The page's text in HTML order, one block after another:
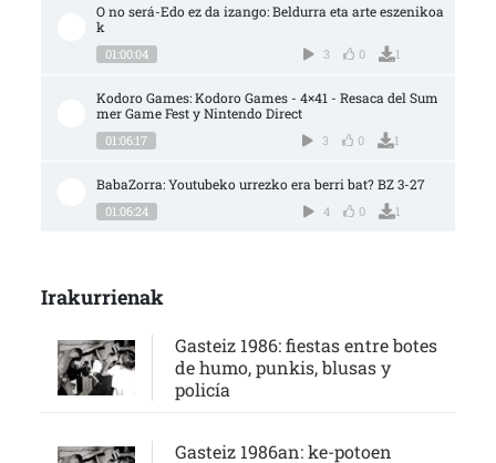
O no será-Edo ez da izango: Beldurra eta arte eszenikoa
k
01:00:04 3 0 1
Kodoro Games: Kodoro Games - 4×41 - Resaca del Sum
mer Game Fest y Nintendo Direct
01:06:17 3 0 1
BabaZorra: Youtubeko urrezko era berri bat? BZ 3-27
01:06:24 4 0 1
Irakurrienak
Gasteiz 1986: fiestas entre botes
de humo, punkis, blusas y
policía
Gasteiz 1986an: ke-potoen